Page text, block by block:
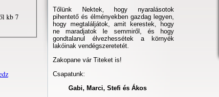
kb 7
Tőlünk Nektek, hogy nyaralásotok
pihentető és élményekben gazdag legyen,
hogy megtaláljátok, amit kerestek, hogy
ne maradjatok le semmiről, és hogy
gondtalanul élvezhessétek a környék
lakóinak vendégszeretetét.
Zakopane vár Titeket is!
Csapatunk:
Gabi, Marci, Stefi és Ákos